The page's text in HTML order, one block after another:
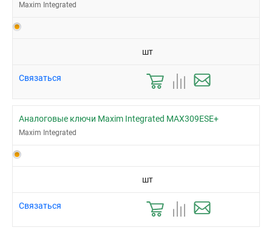
Maxim Integrated
шт
Связаться
Аналоговые ключи Maxim Integrated MAX309ESE+
Maxim Integrated
шт
Связаться